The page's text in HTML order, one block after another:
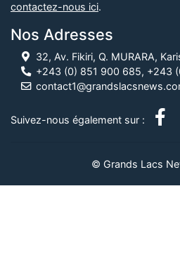
contactez-nous ici.
Nos Adresses
32, Av. Fikiri, Q. MURARA,
+243 (0) 851 900 685, +243
Suivez-nous également sur :
© Grands Lacs